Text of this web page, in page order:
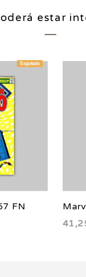
estar
Esgotado
FN